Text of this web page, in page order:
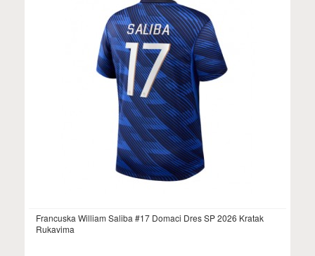
Francuska William Saliba #17 Domaci Dres SP 2026 Kratak
Rukavima